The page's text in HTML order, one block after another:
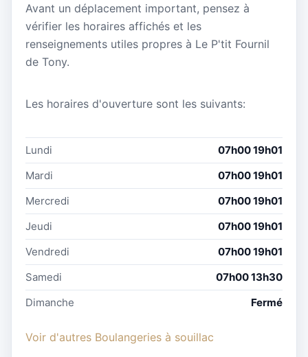
Avant un déplacement important, pensez à
vérifier les horaires affichés et les
renseignements utiles propres à Le P'tit Fournil
de Tony.
Les horaires d'ouverture sont les suivants:
Lundi
07h00 19h01
Mardi
07h00 19h01
Mercredi
07h00 19h01
Jeudi
07h00 19h01
Vendredi
07h00 19h01
Samedi
07h00 13h30
Dimanche
Fermé
Voir d'autres Boulangeries à souillac